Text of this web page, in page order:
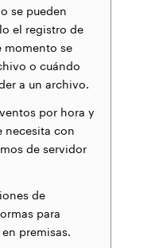
se pueden
el registro de
momento se
o cuándo
a un archivo.
por hora y
necesita con
de servidor
de
para
premisas.